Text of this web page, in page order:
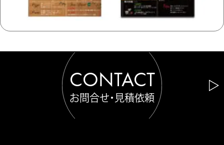
CONTACT
お問合せ・見積依頼